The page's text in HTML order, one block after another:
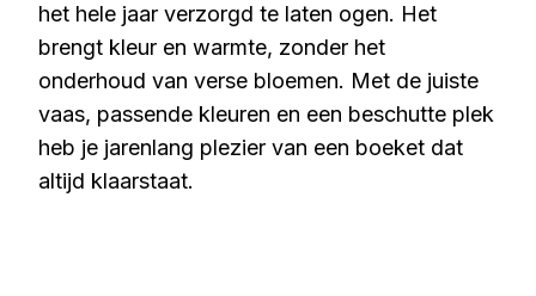
het hele jaar verzorgd te laten ogen. Het
brengt kleur en warmte, zonder het
onderhoud van verse bloemen. Met de juiste
vaas, passende kleuren en een beschutte plek
heb je jarenlang plezier van een boeket dat
altijd klaarstaat.